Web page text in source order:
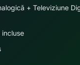
+ Televiziune
incluse